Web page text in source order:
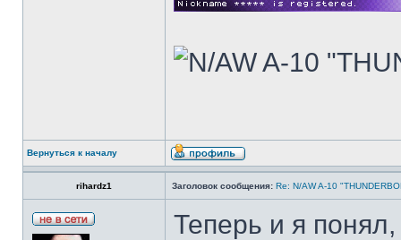
Вернуться к началу
rihardz1 Заголовок сообщения: Re: N/AW A-10
Теперь и я